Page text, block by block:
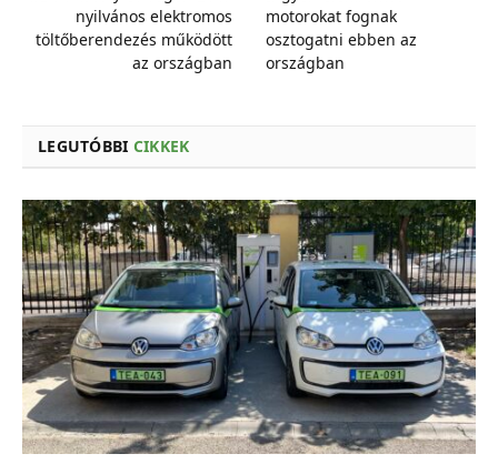
nyilvános elektromos
töltőberendezés működött
az országban
motorokat fognak
osztogatni ebben az
országban
LEGUTÓBBI CIKKEK